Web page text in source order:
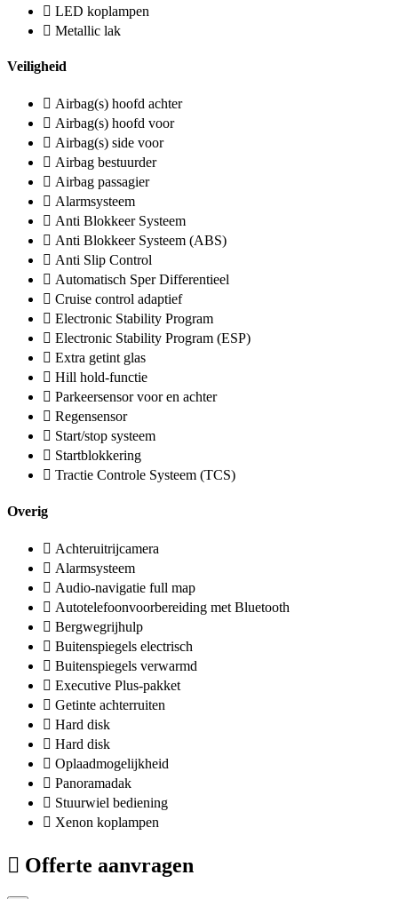
LED koplampen
Metallic lak
Veiligheid
Airbag(s) hoofd achter
Airbag(s) hoofd voor
Airbag(s) side voor
Airbag bestuurder
Airbag passagier
Alarmsysteem
Anti Blokkeer Systeem
Anti Blokkeer Systeem (ABS)
Anti Slip Control
Automatisch Sper Differentieel
Cruise control adaptief
Electronic Stability Program
Electronic Stability Program (ESP)
Extra getint glas
Hill hold-functie
Parkeersensor voor en achter
Regensensor
Start/stop systeem
Startblokkering
Tractie Controle Systeem (TCS)
Overig
Achteruitrijcamera
Alarmsysteem
Audio-navigatie full map
Autotelefoonvoorbereiding met Bluetooth
Bergwegrijhulp
Buitenspiegels electrisch
Buitenspiegels verwarmd
Executive Plus-pakket
Getinte achterruiten
Hard disk
Hard disk
Oplaadmogelijkheid
Panoramadak
Stuurwiel bediening
Xenon koplampen
Offerte aanvragen